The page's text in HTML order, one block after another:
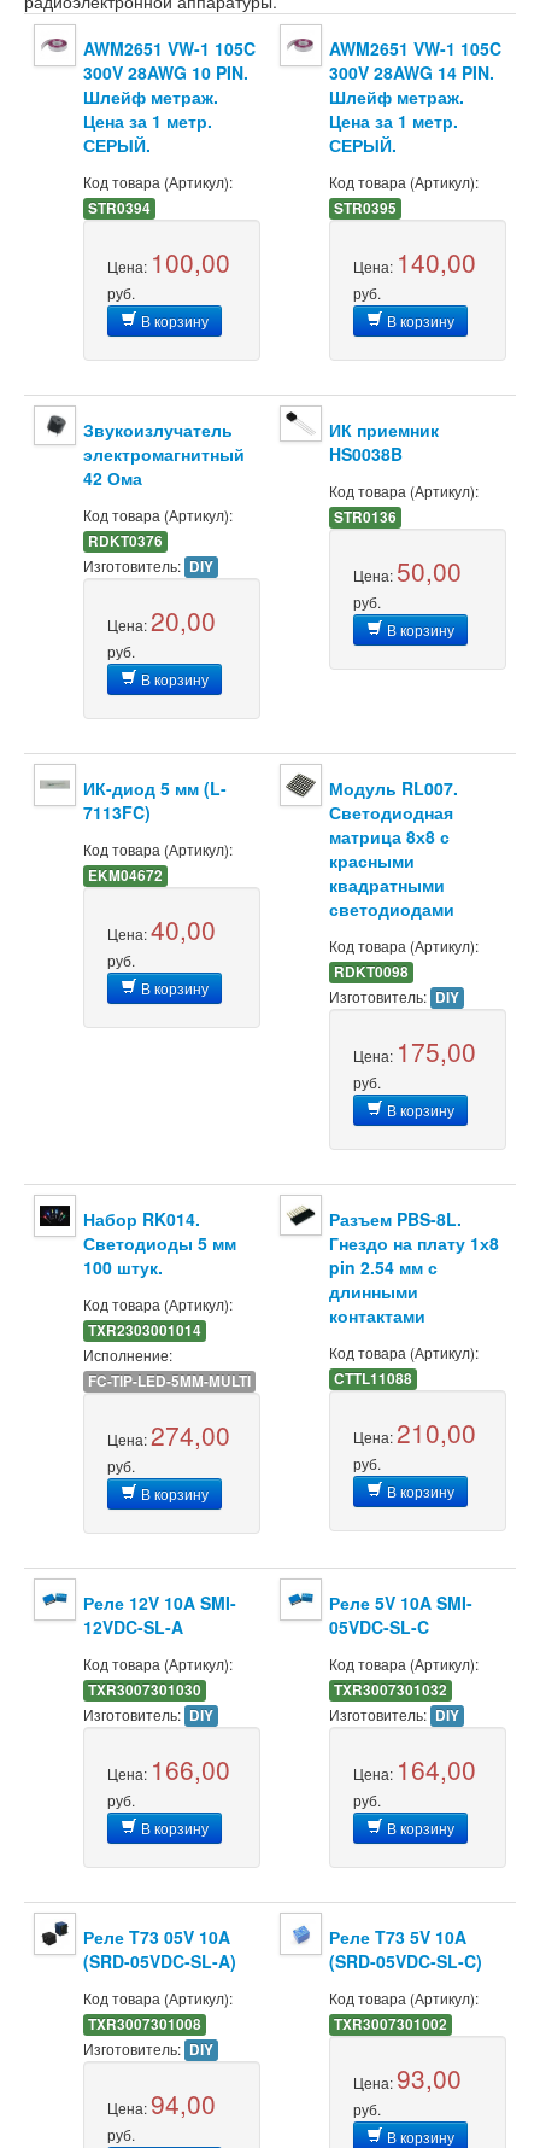
AWM2651 VW-1 105C
300V 28AWG 10 PIN.
Шлейф метраж.
Цена за 1 метр.
СЕРЫЙ.
Код товара (Артикул):
STR0394
Цена: 100,00
руб.
В корзину
AWM2651 VW-1 105C
300V 28AWG 14 PIN.
Шлейф метраж.
Цена за 1 метр.
СЕРЫЙ.
Код товара (Артикул):
STR0395
Цена: 140,00
руб.
В корзину
Звукоизлучатель
электромагнитный
42 Ома
Код товара (Артикул):
RDKT0376
Изготовитель: DIY
Цена: 20,00
руб.
В корзину
ИК приемник
HS0038B
Код товара (Артикул):
STR0136
Цена: 50,00
руб.
В корзину
ИК-диод 5 мм (L-
7113FC)
Код товара (Артикул):
EKM04672
Цена:40,00
руб.
В корзину
Модуль RL007.
Светодиодная
матрица 8х8 с
красными
квадратными
светодиодами
Код товара (Артикул):
RDKT0098
Изготовитель: DIY
Цена: 175,00
руб.
В корзину
Набор RK014.
Светодиоды 5 мм
100 штук.
Код товара (Артикул):
TXR2303001014
Исполнение:
FC-TIP-LED-5MM-MULTI
Цена: 274,00
руб.
В корзину
Разъем PBS-8L.
Гнездо на плату 1х8
pin 2.54 мм с
длинными
контактами
Код товара (Артикул):
CTTL11088
Цена: 210,00
руб.
В корзину
Реле 12V 10A SMI-
12VDC-SL-A
Код товара (Артикул):
TXR3007301030
Изготовитель: DIY
Цена: 166,00
руб.
В корзину
Реле 5V 10A SMI-
05VDC-SL-C
Код товара (Артикул):
TXR3007301032
Изготовитель: DIY
Цена: 164,00
руб.
В корзину
Реле T73 05V 10A
(SRD-05VDC-SL-A)
Код товара (Артикул):
TXR3007301008
Изготовитель: DIY
Цена: 94,00
руб.
Реле T73 5V 10A
(SRD-05VDC-SL-C)
Код товара (Артикул):
TXR3007301002
Цена: 93,00
руб.
В корзину